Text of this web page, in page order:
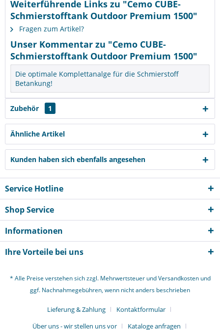
Weiterführende Links zu "Cemo CUBE-
Schmierstofftank Outdoor Premium 1500"
Fragen zum Artikel?
Unser Kommentar zu "Cemo CUBE-
Schmierstofftank Outdoor Premium 1500"
Die optimale Komplettanalge für die Schmierstoff
Betankung!
Zubehör 1
Ähnliche Artikel
Kunden haben sich ebenfalls angesehen
Service Hotline
Shop Service
Informationen
Ihre Vorteile bei uns
* Alle Preise verstehen sich zzgl. Mehrwertsteuer undVersandkostenund
ggf. Nachnahmegebühren, wenn nicht anders beschrieben
Lieferung & Zahlung
Kontaktformular
Über uns - wir stellen uns vor
Kataloge anfragen